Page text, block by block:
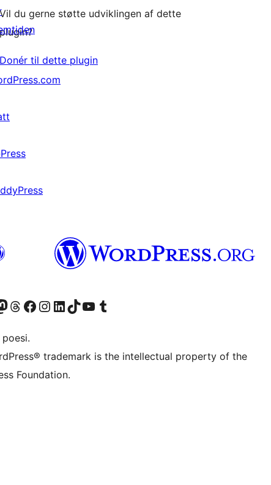
Vil du gerne støtte udviklingen af dette
plugin?
Donér til dette plugin
konto
Mastodon konto
Besøg vores Threads-konto
Besøg vores Facebook sideBesøg vores Instagram konto
Besøg vores LinkedIn konto
Besøg vores TikTok-konto
Besøg vores YouTube-kanalBesøg vores Tumblr-konto
poesi.
trademark is the intellectual property of the
Foundation.